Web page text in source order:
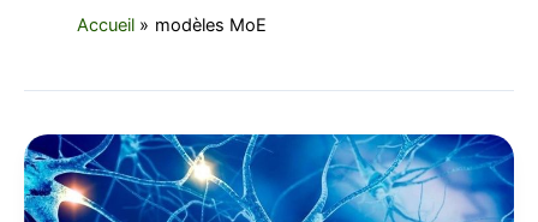
Accueil modèles MoE
Modèles
IA
frugaux